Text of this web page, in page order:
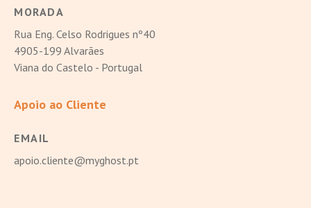
MORADA
Rua Eng. Celso Rodrigues nº40
4905-199 Alvarães
Viana do Castelo - Portugal
Apoio ao Cliente
EMAIL
apoio.cliente@myghost.pt